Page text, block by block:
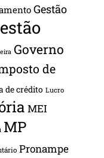
Gestão
Governo
de
de crédito Lucro
MEI
MP
Pronampe